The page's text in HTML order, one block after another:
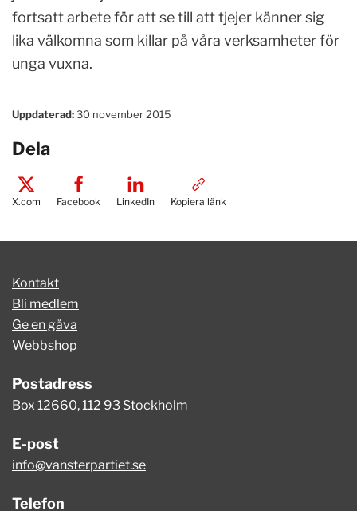
fortsatt arbete för att se till att tjejer känner sig
lika välkomna som killar på våra verksamheter för
unga vuxna.
Uppdaterad:30 november 2015
Dela
X.com Facebook LinkedIn Kopiera länk
Kontakt
Bli medlem
Ge en gåva
Webbshop
Postadress
Box 12660, 112 93 Stockholm
E-post
info@vansterpartiet.se
Telefon